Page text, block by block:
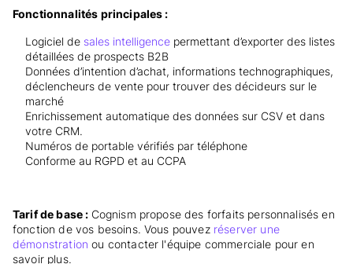
Fonctionnalités principales :
Logiciel de sales intelligence permettant d’exporter des listes
détaillées de prospects B2B
Données d’intention d’achat, informations technographiques,
déclencheurs de vente pour trouver des décideurs sur le
marché
Enrichissement automatique des données sur CSV et dans
votre CRM.
Numéros de portable vérifiés par téléphone
Conforme au RGPD et au CCPA
Tarif de base : Cognism propose des forfaits personnalisés en
fonction de vos besoins. Vous pouvez réserver une
démonstration ou contacter l'équipe commerciale pour en
savoir plus.